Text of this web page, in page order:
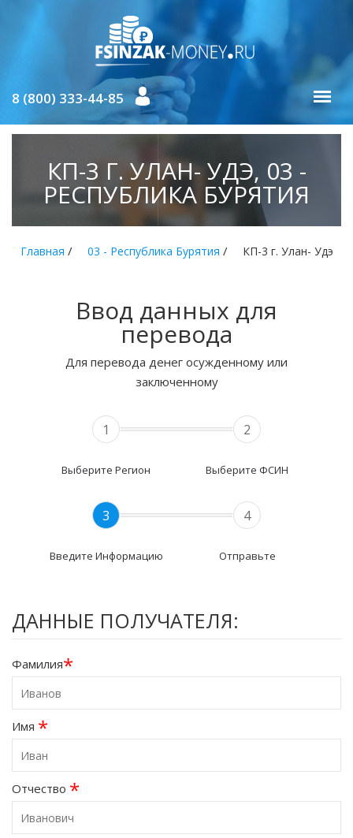
8 (800) 333-44-85
КП-3 Г. УЛАН- УДЭ, 03 -
РЕСПУБЛИКА БУРЯТИЯ
Главная / 03 - Республика Бурятия / КП-3 г. Улан- Удэ
Ввод данных для
перевода
Для перевода денег осужденному или
заключенному
1
Выберите Регион
2
Выберите ФСИН
3
Введите Информацию
4
Отправьте
ДАННЫЕ ПОЛУЧАТЕЛЯ:
Фамилия*
Имя *
Отчество *